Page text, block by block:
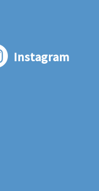
Instagram